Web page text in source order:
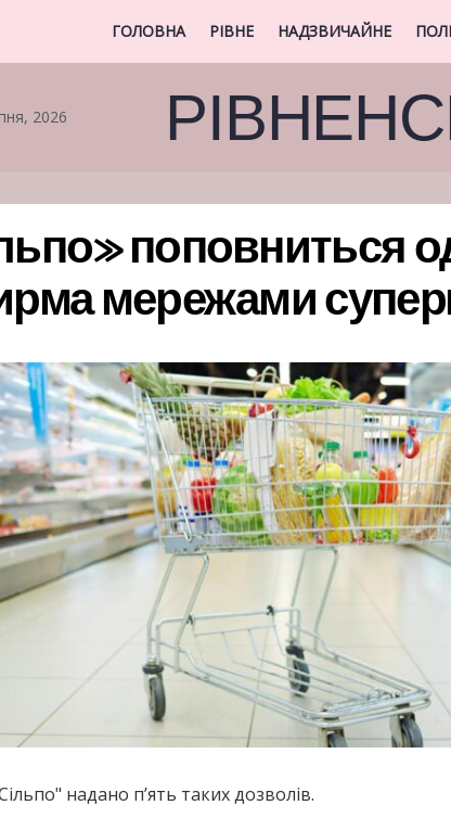
ГОЛОВНА РІВНЕ НАДЗВИЧАЙНЕ
2026
поповниться
мережами
надано п’ять таких дозволів.